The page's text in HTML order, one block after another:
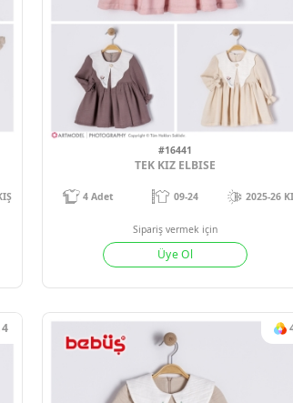
2025-26 KIŞ
TEK KIZ
4Adet
Sipariş